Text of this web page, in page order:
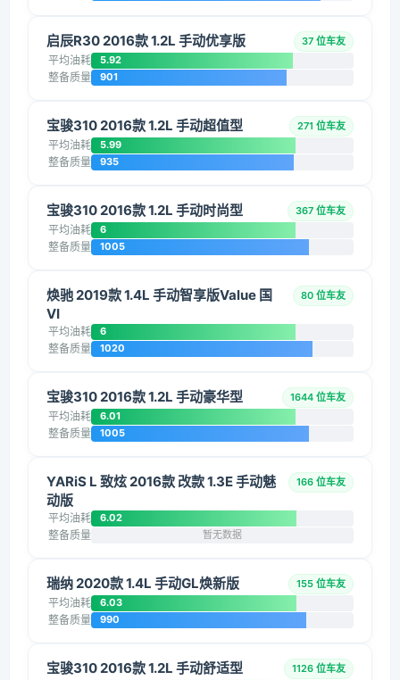
启辰R30 2016款 1.2L 手动优享版 37 位车友
平均油耗 5.92
整备质量 901
宝骏310 2016款 1.2L 手动超值型 271 位车友
平均油耗 5.99
整备质量 935
宝骏310 2016款 1.2L 手动时尚型 367 位车友
平均油耗 6
整备质量 1005
焕驰 2019款 1.4L 手动智享版Value 国
VI
80 位车友
平均油耗 6
整备质量 1020
宝骏310 2016款 1.2L 手动豪华型 1644 位车友
平均油耗 6.01
整备质量 1005
YARiS L 致炫 2016款 改款 1.3E 手动魅
动版
166 位车友
平均油耗 6.02
整备质量 暂无数据
瑞纳 2020款 1.4L 手动GL焕新版 155 位车友
平均油耗 6.03
整备质量 990
宝骏310 2016款 1.2L 手动舒适型 1126 位车友